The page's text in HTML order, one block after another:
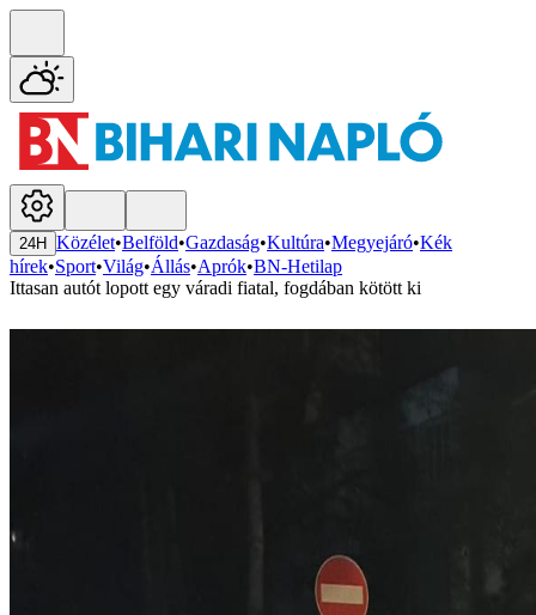
24H Közélet•Belföld•Gazdaság•Kultúra•Megyejáró•Kék
hírek•Sport•Világ•Állás•Aprók•BN-Hetilap
Ittasan autót lopott egy váradi fiatal, fogdában kötött ki